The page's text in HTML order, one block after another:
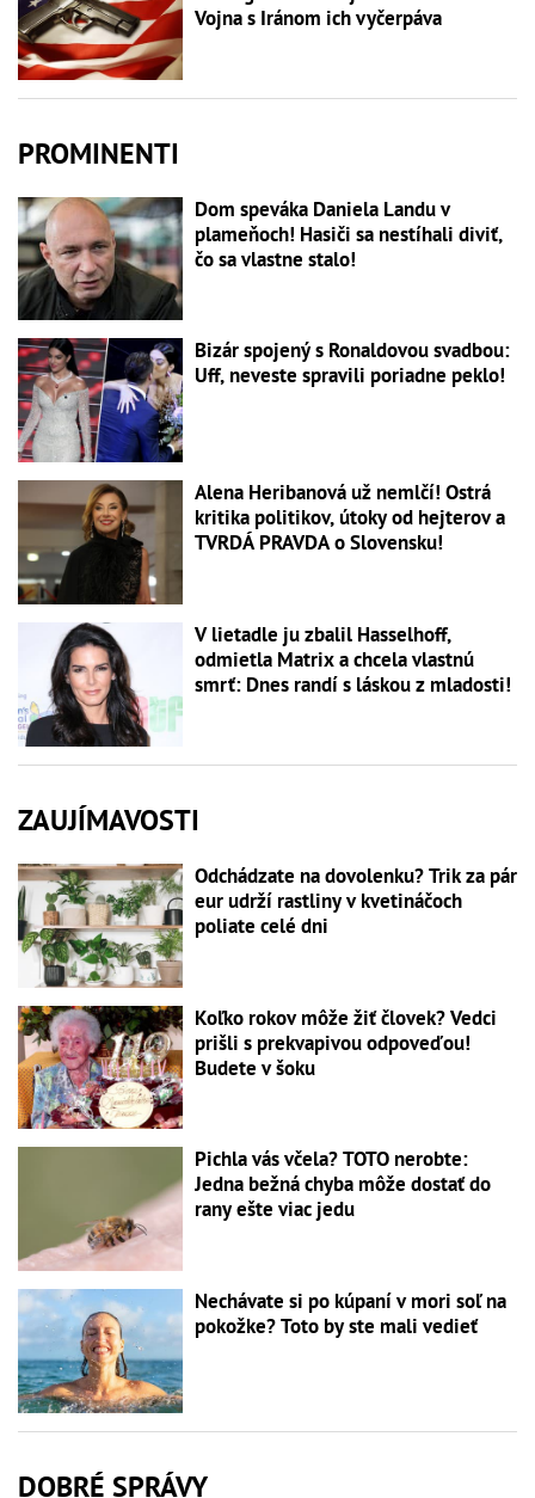
Vojna s Iránom ich vyčerpáva
PROMINENTI
Dom speváka Daniela Landu v
plameňoch! Hasiči sa nestíhali diviť,
čo sa vlastne stalo!
Bizár spojený s Ronaldovou svadbou:
Uff, neveste spravili poriadne peklo!
Alena Heribanová už nemlčí! Ostrá
kritika politikov, útoky od hejterov a
TVRDÁ PRAVDA o Slovensku!
V lietadle ju zbalil Hasselhoff,
odmietla Matrix a chcela vlastnú
smrť: Dnes randí s láskou z mladosti!
ZAUJÍMAVOSTI
Odchádzate na dovolenku? Trik za pár
eur udrží rastliny v kvetináčoch
poliate celé dni
Koľko rokov môže žiť človek? Vedci
prišli s prekvapivou odpoveďou!
Budete v šoku
Pichla vás včela? TOTO nerobte:
Jedna bežná chyba môže dostať do
rany ešte viac jedu
Nechávate si po kúpaní v mori soľ na
pokožke? Toto by ste mali vedieť
DOBRÉ SPRÁVY